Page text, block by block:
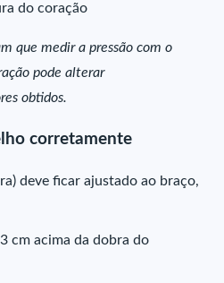
do coração
que medir a pressão com o
pode alterar
obtidos.
corretamente
deve ficar ajustado ao braço,
cm acima da dobra do